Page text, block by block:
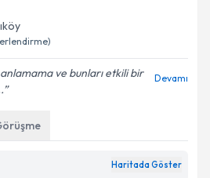
anlamama ve bunları etkili bir
Devamı
Haritada Göster